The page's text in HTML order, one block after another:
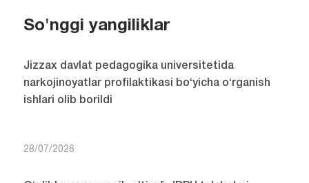
So'nggi yangiliklar
Jizzax davlat pedagogika universitetida
narkojinoyatlar profilaktikasi bo‘yicha o‘rganish
ishlari olib borildi
28/07/2026